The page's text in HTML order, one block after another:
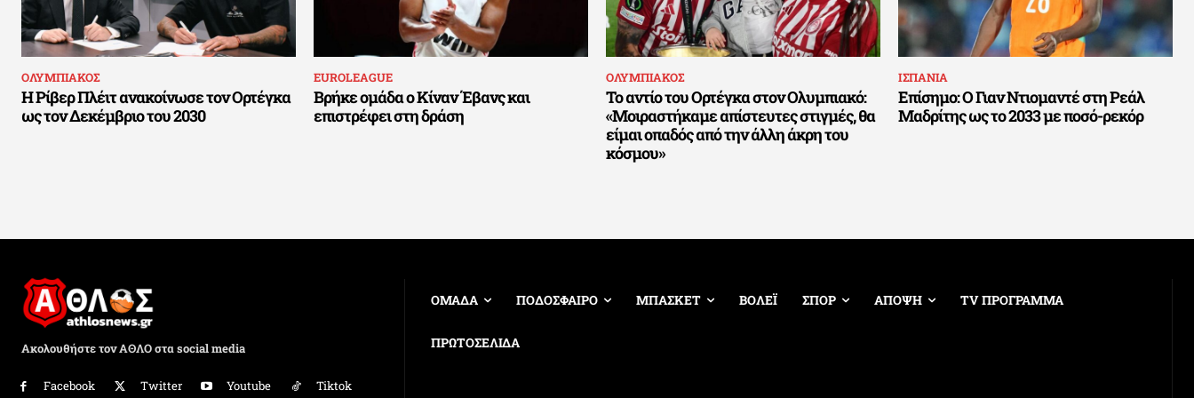
ΟΛΥΜΠΙΑΚΟΣ
Η Ρίβερ Πλέιτ ανακοίνωσε τον Ορτέγκα
ως τον Δεκέμβριο του 2030
EUROLEAGUE
Βρήκε ομάδα ο Κίναν Έβανς και
επιστρέφει στη δράση
ΟΛΥΜΠΙΑΚΟΣ
Το αντίο του Ορτέγκα στον Ολυμπιακό:
«Μοιραστήκαμε απίστευτες στιγμές, θα
είμαι οπαδός από την άλλη άκρη του
κόσμου»
ΙΣΠΑΝΙΑ
Επίσημο: Ο Γιαν Ντιομαντέ στη Ρεάλ
Μαδρίτης ως το 2033 με ποσό-ρεκόρ
Ακολουθήστε τον ΑΘΛΟ στα social media
Facebook Twitter Youtube Tiktok
ΟΜΑΔΑ ΠΟΔΟΣΦΑΙΡΟ ΜΠΑΣΚΕΤ ΒΟΛΕΪ ΣΠΟΡ ΑΠΟΨΗ TV ΠΡΟΓΡΑΜΜΑ
ΠΡΩΤΟΣΕΛΙΔΑ